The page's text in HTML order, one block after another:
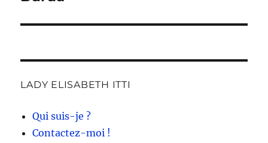
LADY ELISABETH ITTI
Qui suis-je ?
Contactez-moi !